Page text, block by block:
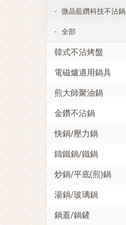
微晶藍鑽科技不沾鍋
全部
韓式不沾烤盤
電磁爐適用鍋具
煎大師聚油鍋
金鑽不沾鍋
快鍋/壓力鍋
鑄鐵鍋/鐵鍋
炒鍋/平底(煎)鍋
湯鍋/玻璃鍋
鍋蓋/鍋鏟